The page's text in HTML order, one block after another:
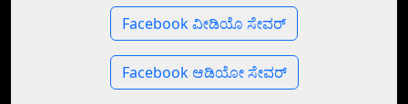
Facebook ವೀಡಿಯೊ ಸೇವರ್
Facebook ಆಡಿಯೋ ಸೇವರ್